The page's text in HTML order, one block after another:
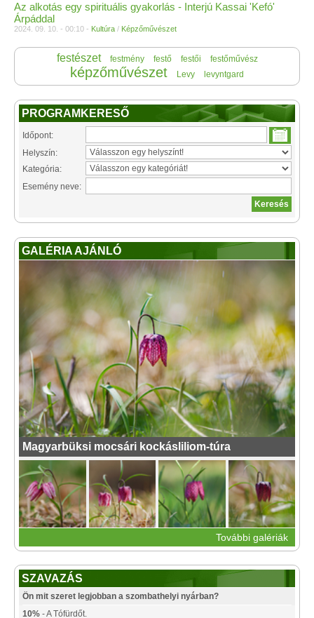
Az alkotás egy spirituális gyakorlás - Interjú Kassai 'Kefó'
Árpáddal
2024. 09. 10. - 00:10 - Kultúra / Képzőművészet
festészet festmény festő festői festőművész
képzőművészet Levy levyntgard
PROGRAMKERESŐ
Időpont:
Helyszín:
Kategória:
Esemény neve:
GALÉRIA AJÁNLÓ
Magyarbüksi mocsári kockásliliom-túra
További galériák
SZAVAZÁS
Ön mit szeret legjobban a szombathelyi nyárban?
10% - A Tófürdőt.